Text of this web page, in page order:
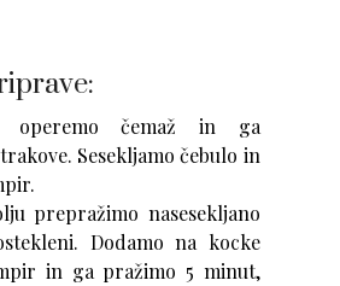
operemo čemaž in ga
Sesekljamo čebulo in
prepražimo nasesekljano
Dodamo na kocke
in ga pražimo 5 minut,